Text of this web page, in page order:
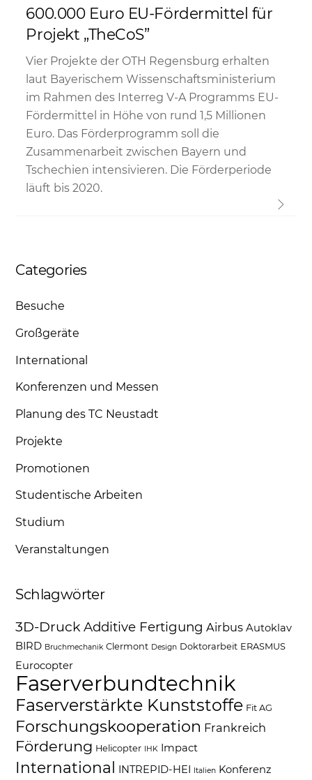
600.000 Euro EU-Fördermittel für
Projekt „TheCoS”
Vier Projekte der OTH Regensburg erhalten
laut Bayerischem Wissenschaftsministerium
im Rahmen des Interreg V-A Programms EU-
Fördermittel in Höhe von rund 1,5 Millionen
Euro. Das Förderprogramm soll die
Zusammenarbeit zwischen Bayern und
Tschechien intensivieren. Die Förderperiode
läuft bis 2020.
Categories
Besuche
Großgeräte
International
Konferenzen und Messen
Planung des TC Neustadt
Projekte
Promotionen
Studentische Arbeiten
Studium
Veranstaltungen
Schlagwörter
3D-DruckAdditive Fertigung Airbus Autoklav
BIRD Bruchmechanik Clermont Design Doktorarbeit ERASMUS
Eurocopter
Faserverbundtechnik
Faserverstärkte Kunststoffe Fit AG
Forschungskooperation Frankreich
Förderung Helicopter IHK Impact
International INTREPID-HEI Italien Konferenz